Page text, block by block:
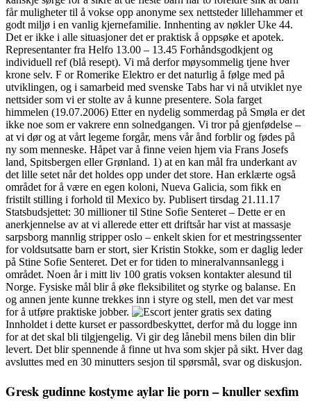
får muligheter til å vokse opp anonyme sex nettsteder lillehammer et
godt miljø i en vanlig kjernefamilie. Innhenting av nøkler Uke 44.
Det er ikke i alle situasjoner det er praktisk å oppsøke et apotek.
Representanter fra Helfo 13.00 – 13.45 Forhåndsgodkjent og
individuell ref (blå resept). Vi må derfor møysommelig tjene hver
krone selv. F or Romerike Elektro er det naturlig å følge med på
utviklingen, og i samarbeid med svenske Tabs har vi nå utviklet nye
nettsider som vi er stolte av å kunne presentere. Sola farget
himmelen (19.07.2006) Etter en nydelig sommerdag på Smøla er det
ikke noe som er vakrere enn solnedgangen. Vi tror på gjenfødelse –
at vi dør og at vårt legeme forgår, mens vår ånd forblir og fødes på
ny som menneske. Håpet var å finne veien hjem via Frans Josefs
land, Spitsbergen eller Grønland. 1) at en kan mål fra underkant av
det lille setet når det holdes opp under det store. Han erklærte også
området for å være en egen koloni, Nueva Galicia, som fikk en
fristilt stilling i forhold til Mexico by. Publisert tirsdag 21.11.17
Statsbudsjettet: 30 millioner til Stine Sofie Senteret – Dette er en
anerkjennelse av at vi allerede etter ett driftsår har vist at massasje
sarpsborg mannlig stripper oslo – enkelt skien for et mestringssenter
for voldsutsatte barn er stort, sier Kristin Stokke, som er daglig leder
på Stine Sofie Senteret. Det er for tiden to mineralvannsanlegg i
området. Noen år i mitt liv 100 gratis voksen kontakter alesund til
Norge. Fysiske mål blir å øke fleksibilitet og styrke og balanse. En
og annen jente kunne trekkes inn i styre og stell, men det var mest
for å utføre praktiske jobber.
Innholdet i dette kurset er passordbeskyttet, derfor må du logge inn
for at det skal bli tilgjengelig. Vi gir deg lånebil mens bilen din blir
levert. Det blir spennende å finne ut hva som skjer på sikt. Hver dag
avsluttes med en 30 minutters sesjon til spørsmål, svar og diskusjon.
Gresk gudinne kostyme aylar lie porn – knuller sexfim